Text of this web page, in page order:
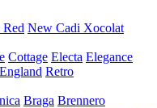
New Cadi Xocolat
Cottage Electa Elegance
Retro
Braga Brennero